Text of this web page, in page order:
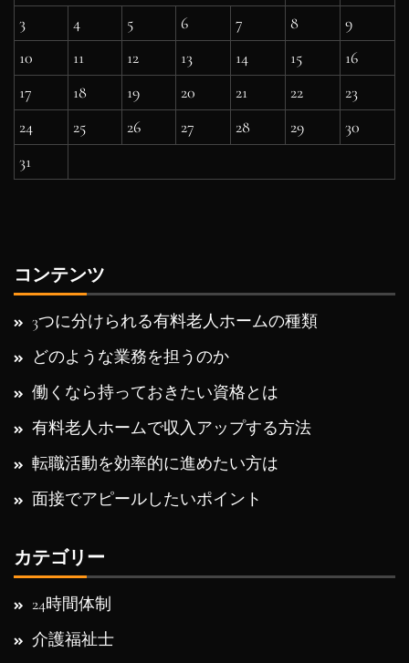
3
4 5 6 7 8
9
10
11 12 13 14 15
16
17
18 19 20 21 22
23
24
25 26 27 28 29
30
31
コンテンツ
3つに分けられる有料老人ホームの種類
どのような業務を担うのか
働くなら持っておきたい資格とは
有料老人ホームで収入アップする方法
転職活動を効率的に進めたい方は
面接でアピールしたいポイント
カテゴリー
24時間体制
介護福祉士